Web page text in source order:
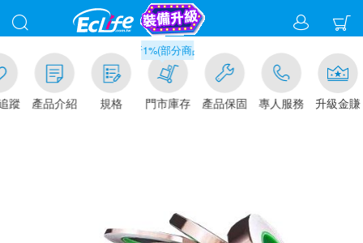
蹤 產品介紹 規格
滿千元門市取貨現折1%(部分商品不適用)-請點我看
門市庫存 產品保固 專人服務 升級金賺